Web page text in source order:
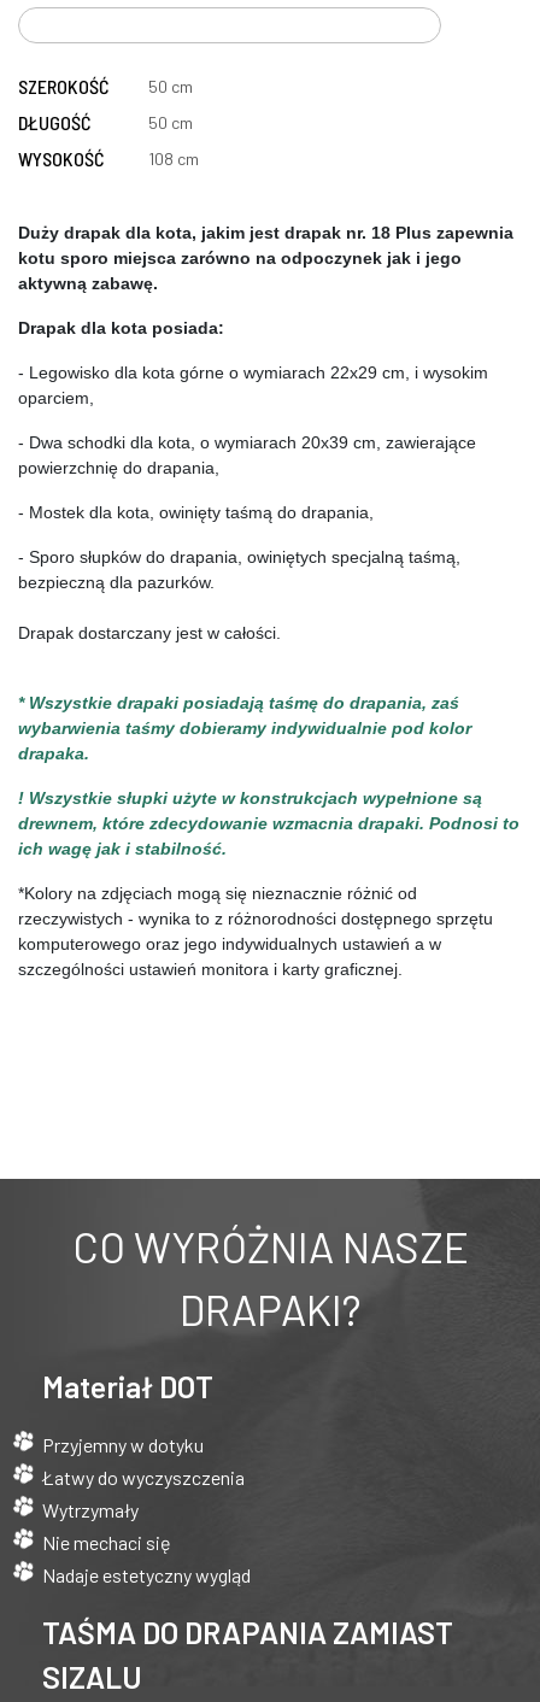
SZEROKOŚĆ 50 cm
DŁUGOŚĆ 50 cm
WYSOKOŚĆ 108 cm
Duży drapak dla kota, jakim jest drapak nr. 18 Plus zapewnia
kotu sporo miejsca zarówno na odpoczynek jak i jego
aktywną zabawę.
Drapak dla kota posiada:
- Legowisko dla kota górne o wymiarach 22x29 cm, i wysokim
oparciem,
- Dwa schodki dla kota, o wymiarach 20x39 cm, zawierające
powierzchnię do drapania,
- Mostek dla kota, owinięty taśmą do drapania,
- Sporo słupków do drapania, owiniętych specjalną taśmą,
bezpieczną dla pazurków.
Drapak dostarczany jest w całości.
* Wszystkie drapaki posiadają taśmę do drapania, zaś
wybarwienia taśmy dobieramy indywidualnie pod kolor
drapaka.
! Wszystkie słupki użyte w konstrukcjach wypełnione są
drewnem, które zdecydowanie wzmacnia drapaki. Podnosi to
ich wagę jak i stabilność.
*Kolory na zdjęciach mogą się nieznacznie różnić od
rzeczywistych - wynika to z różnorodności dostępnego sprzętu
komputerowego oraz jego indywidualnych ustawień a w
szczególności ustawień monitora i karty graficznej.
CO WYRÓŻNIA NASZE
DRAPAKI?
Materiał DOT
Przyjemny w dotyku
Łatwy do wyczyszczenia
Wytrzymały
Nie mechaci się
Nadaje estetyczny wygląd
TAŚMA DO DRAPANIA ZAMIAST
SIZALU